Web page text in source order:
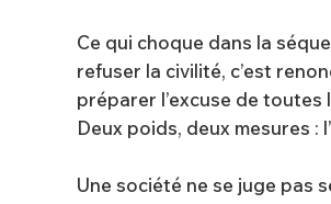
Ce qui choque dans la
refuser la civilité, c’est
préparer l’excuse de
Deux poids, deux mesures
Une société ne se juge pas